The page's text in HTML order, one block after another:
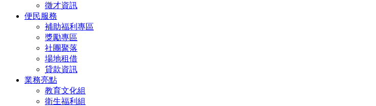
徵才資訊
便民服務
補助福利專區
獎勵專區
社團聚落
場地租借
貸款資訊
業務亮點
教育文化組
衛生福利組